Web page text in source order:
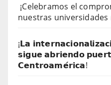
¡Celebramos el
nuestras universidades
¡𝗟𝗮
𝘀𝗶𝗴𝘂𝗲 𝗮𝗯𝗿𝗶𝗲𝗻𝗱𝗼
𝗖𝗲𝗻𝘁𝗿𝗼𝗮𝗺𝗲́𝗿𝗶𝗰𝗮!